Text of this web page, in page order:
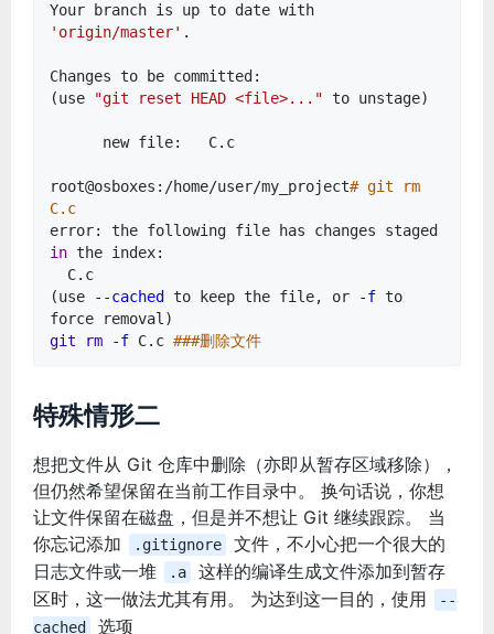
Your branch is up to date with
'origin/master' .
Changes to be committed:
(use
"git reset HEAD <file>..." to unstage)
new file: C.c
root@osboxes:/home/user/my_project# git rm
C.c
error: the following file has changes staged
in the index:
C.c
(use
--cached to keep the file, or -f to
force removal)
git
rm -f C.c###删除文件
特殊情形二
想把文件从 Git 仓库中删除（亦即从暂存区域移除），
但仍然希望保留在当前工作目录中。 换句话说，你想
让文件保留在磁盘，但是并不想让 Git 继续跟踪。 当
你忘记添加
.gitignore
文件，不小心把一个很大的
日志文件或一堆
.a
这样的编译生成文件添加到暂存
区时，这一做法尤其有用。 为达到这一目的，使用
--
cached
选项